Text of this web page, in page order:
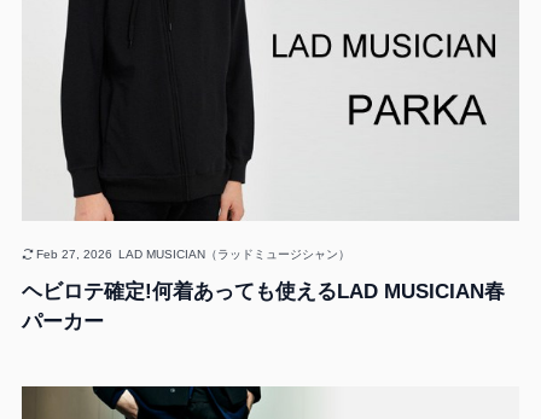
ヘビロテ確定!何着あっても使えるLAD MUSICIAN春
パーカー
Feb 27, 2026 LAD MUSICIAN（ラッドミュージシャン）